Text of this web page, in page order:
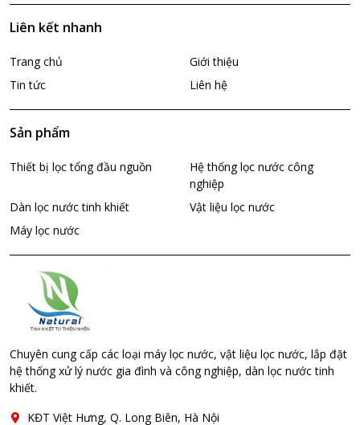
Liên kết nhanh
Trang chủ
Giới thiệu
Tin tức
Liên hệ
Sản phẩm
Thiết bị lọc tổng đầu nguồn
Hệ thống lọc nước công
nghiệp
Dàn lọc nước tinh khiết
Vật liệu lọc nước
Máy lọc nước
Chuyên cung cấp các loại máy lọc nước, vật liệu lọc nước, lắp đặt
hệ thống xử lý nước gia đình và công nghiệp, dàn lọc nước tinh
khiết.
KĐT Việt Hưng, Q. Long Biên, Hà Nội